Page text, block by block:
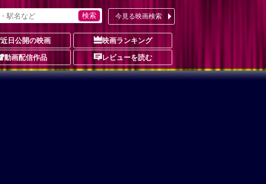
今見る映画検索
近日公開の映画 映画ランキング
動画配信作品 レビューを読む